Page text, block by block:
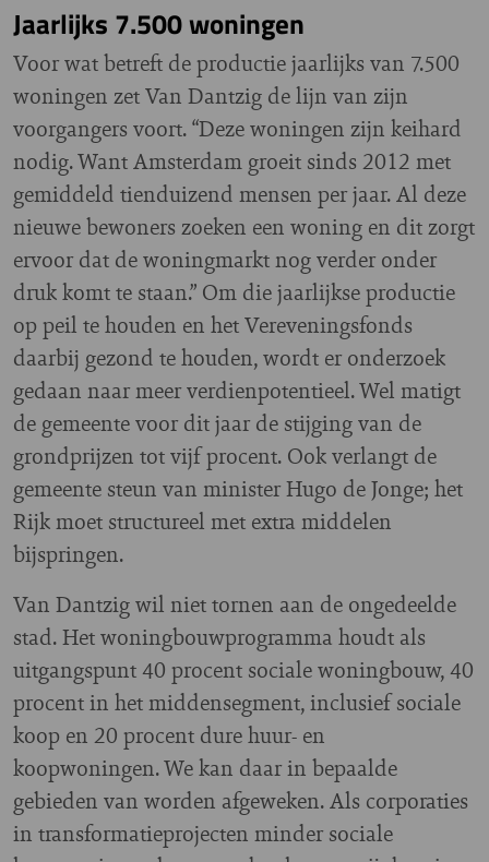
Jaarlijks 7.500 woningen
Voor wat betreft de productie jaarlijks van 7.500
woningen zet Van Dantzig de lijn van zijn
voorgangers voort. “Deze woningen zijn keihard
nodig. Want Amsterdam groeit sinds 2012 met
gemiddeld tienduizend mensen per jaar. Al deze
nieuwe bewoners zoeken een woning en dit zorgt
ervoor dat de woningmarkt nog verder onder
druk komt te staan.” Om die jaarlijkse productie
op peil te houden en het Vereveningsfonds
daarbij gezond te houden, wordt er onderzoek
gedaan naar meer verdienpotentieel. Wel matigt
de gemeente voor dit jaar de stijging van de
grondprijzen tot vijf procent. Ook verlangt de
gemeente steun van minister Hugo de Jonge; het
Rijk moet structureel met extra middelen
bijspringen.
Van Dantzig wil niet tornen aan de ongedeelde
stad. Het woningbouwprogramma houdt als
uitgangspunt 40 procent sociale woningbouw, 40
procent in het middensegment, inclusief sociale
koop en 20 procent dure huur- en
koopwoningen. We kan daar in bepaalde
gebieden van worden afgeweken. Als corporaties
in transformatieprojecten minder sociale